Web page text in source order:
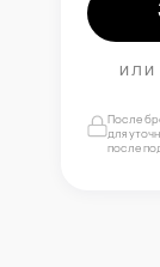
ИЛИ
После
для
после